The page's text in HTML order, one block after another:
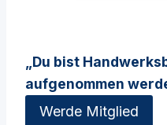
„Du bist
aufgenommen
Werde Mitglied